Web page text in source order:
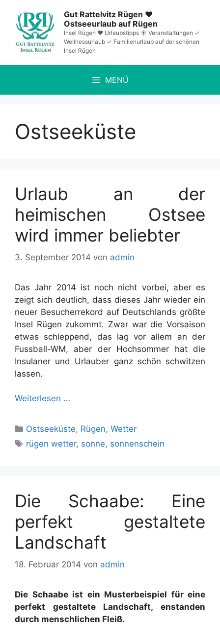
Inhalt
springen
Gut Rattelvitz Rügen ❤️
Ostseeurlaub auf Rügen
Insel Rügen ❤️ Urlaubstipps ☀️ Veranstaltungen ✓
Wellnessurlaub ✓ Familienurlaub auf der schönen
Insel Rügen
MENÜ
Ostseeküste
Urlaub an der
heimischen Ostsee
wird immer beliebter
3. September 2014 von admin
Das Jahr 2014 ist noch nicht vorbei, aber es
zeigt sich deutlich, dass dieses Jahr wieder ein
neuer Besucherrekord auf Deutschlands größte
Insel Rügen zukommt. Zwar war die Vorsaison
etwas schleppend, das lag vor allem an der
Fussball-WM, aber der Hochsommer hat die
Insulaner und Urlauber ganz schön schwitzen
lassen.
Weiterlesen …
Kategorien
Ostseeküste, Rügen,Wetter
Schlagwörter
rügen wetter, sonne, sonnenschein
Die Schaabe: Eine
perfekt gestaltete
Landschaft
18. Februar 2014 von admin
Die Schaabe ist ein Musterbeispiel für eine
perfekt gestaltete Landschaft, enstanden
durch menschlichen Fleiß.